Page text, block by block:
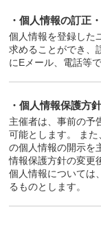
・個人情報の訂正
個人情報を登録した
求めることができ、
にEメール、電話等
・個人情報保護方
主催者は、事前の予
可能とします。 ま
の個人情報の開示を
情報保護方針の変更
個人情報については
るものとします。